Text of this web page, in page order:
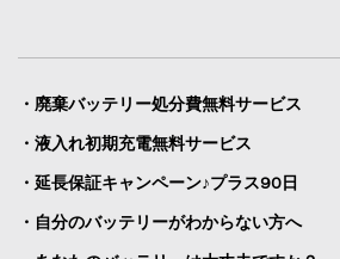
・廃棄バッテリー処分費無料サービス
・液入れ初期充電無料サービス
・延長保証キャンペーン♪プラス90日
・自分のバッテリーがわからない方へ